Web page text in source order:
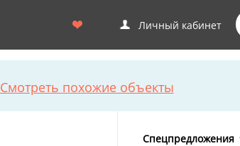
Личный кабинет
Смотреть похожие объекты
Спецпредложения